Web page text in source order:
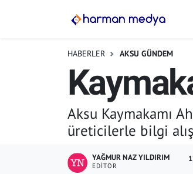
HABERLER AKSU GÜNDEM
Aksu Kaymakamı
üreticilerle bilgi
YAĞMUR NAZ YILDIRIM
EDITÖR
AKSU GÜNDEM
YEREL YÖNETİMLER
İstanbul Hava Durumu
İstanbul Trafik Yoğunluk Haritası
Süper Lig Puan Durumu ve Fikstür
Tüm Manşetler